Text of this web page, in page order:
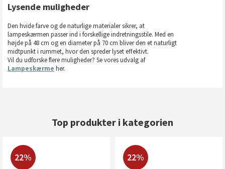
Lysende muligheder
Den hvide farve og de naturlige materialer sikrer, at
lampeskærmen passer ind i forskellige indretningsstile. Med en
højde på 48 cm og en diameter på 70 cm bliver den et naturligt
midtpunkt i rummet, hvor den spreder lyset effektivt.
Vil du udforske flere muligheder? Se vores udvalg af
Lampeskærme her.
Top produkter i kategorien
22% 22%